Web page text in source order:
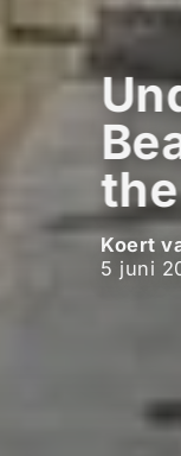
Koert
5 juni